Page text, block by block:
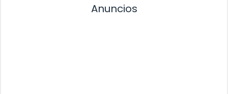
Anuncios